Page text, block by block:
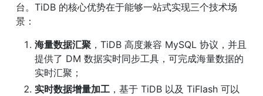
台。TiDB 的核心优势在于能够一站式实现三个技术场
景：
海量数据汇聚 ，TiDB 高度兼容 MySQL 协议，并且
提供了 DM 数据实时同步工具，可完成海量数据的
实时汇聚；
实时数据增量加工 ，基于 TiDB 以及 TiFlash 可以